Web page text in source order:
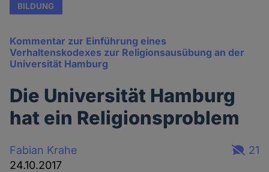
BILDUNG
Kommentar zur Einführung eines
Verhaltenskodexes zur Religionsausübung an der
Universität Hamburg
Die Universität Hamburg
hat ein Religionsproblem
Fabian Krahe
24.10.2017
21